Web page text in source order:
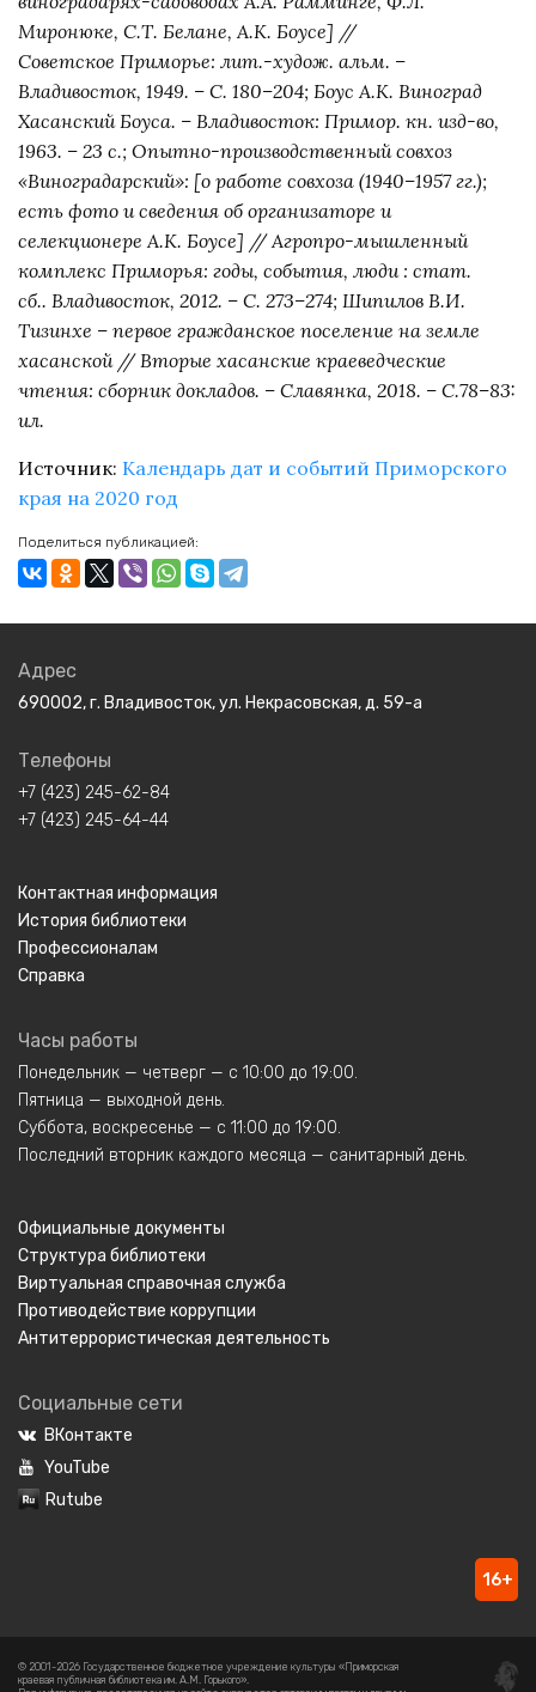
Миронюке, С.Т. Белане, А.К. Боусе] //
Советское Приморье: лит.-худож. альм. –
Владивосток, 1949. – С. 180–204; Боус А.К. Виноград
Хасанский Боуса. – Владивосток: Примор. кн. изд-во,
1963. – 23 с.; Опытно-производственный совхоз
«Виноградарский»: [о работе совхоза (1940–1957 гг.);
есть фото и сведения об организаторе и
селекционере А.К. Боусе] // Агропро-мышленный
комплекс Приморья: годы, события, люди : стат.
сб.. Владивосток, 2012. – С. 273–274; Шипилов В.И.
Тизинхе – первое гражданское поселение на земле
хасанской // Вторые хасанские краеведческие
чтения: сборник докладов. – Славянка, 2018. – С.78–83:
ил.
Источник: Календарь дат и событий Приморского
края на 2020 год
Поделиться публикацией:
Адрес
690002, г. Владивосток, ул. Некрасовская, д. 59-а
Телефоны
+7 (423) 245-62-84
+7 (423) 245-64-44
Контактная информация
История библиотеки
Профессионалам
Справка
Часы работы
Понедельник — четверг — с 10:00 до 19:00.
Пятница — выходной день.
Суббота, воскресенье — с 11:00 до 19:00.
Последний вторник каждого месяца — санитарный день.
Официальные документы
Структура библиотеки
Виртуальная справочная служба
Противодействие коррупции
Антитеррористическая деятельность
Социальные сети
ВКонтакте
YouTube
Rutube
16+
© 2001-2026 Государственное бюджетное учреждение культуры «Приморская
краевая публичная библиотека им. А.М. Горького».